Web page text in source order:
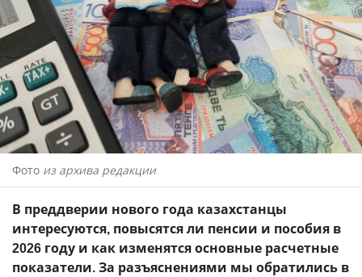
Фото из архива редакции
В преддверии нового года казахстанцы
интересуются, повысятся ли пенсии и пособия в
2026 году и как изменятся основные расчетные
показатели. За разъяснениями мы обратились в